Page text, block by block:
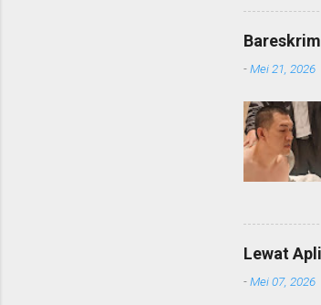
-Mei 21, 2026
Lewat
-Mei 07, 2026